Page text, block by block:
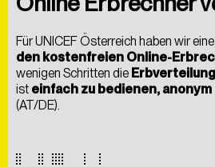
FürUNICEF Österreich haben wir eine
den kostenfreien Online-
wenigen Schritten die
ist einfach zu bedienen,
(AT/DE).